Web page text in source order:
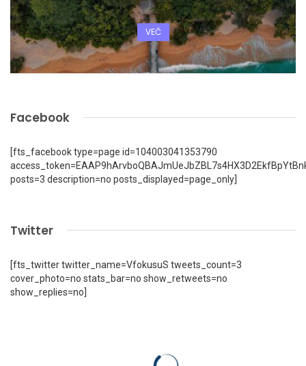
VEČ
Facebook
[fts_facebook type=page id=104003041353790
posts=3 description=no posts_displayed=page_only]
Twitter
[fts_twitter twitter_name=VfokusuS tweets_count=3
cover_photo=no stats_bar=no show_retweets=no
show_replies=no]